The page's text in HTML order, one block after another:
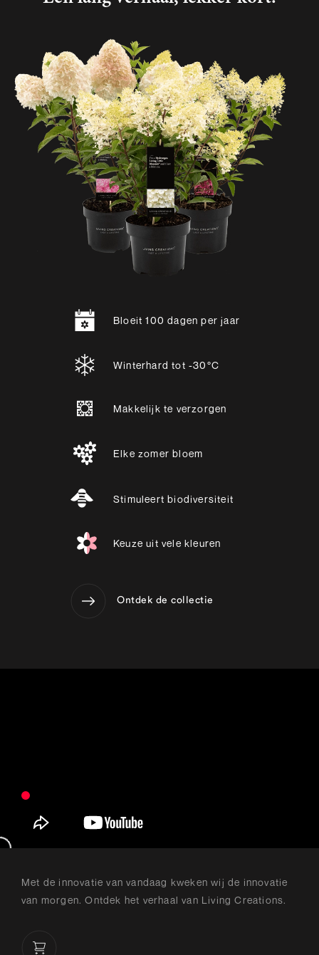
Bloeit 100 dagen per jaar
Winterhard tot -30°C
Makkelijk te verzorgen
Elke zomer bloem
Stimuleert biodiversiteit
Keuze uit vele kleuren
Ontdek de collectie
Met de innovatie van vandaag kweken wij de innovatie
van morgen. Ontdek het verhaal van Living Creations.